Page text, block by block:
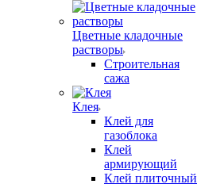
Цветные кладочные
растворы
Строительная
сажа
Клея
Клей для
газоблока
Клей
армирующий
Клей плиточный